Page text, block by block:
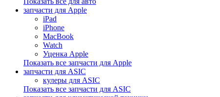
запчасти для Apple
iPad
iPhone
MacBook
Watch
Уценка Apple
Показать все запчасти для Apple
запчасти для ASIC
кулеры для ASIC
Показать все запчасти для ASIC